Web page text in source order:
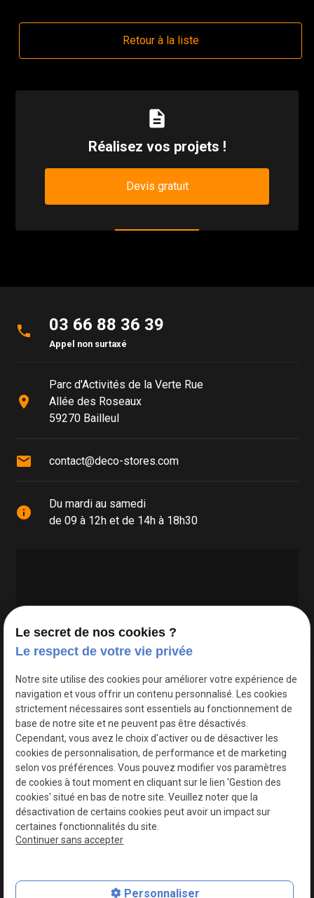
Retour à la liste
description
Réalisez vos projets !
Devis gratuit
phone 03 66 88 36 39
Appel non surtaxé
place
Parc d'Activités de la Verte Rue
Allée des Roseaux
59270 Bailleul
mail contact@deco-stores.com
info
Du mardi au samedi
de 09 à 12h et de 14h à 18h30
Google Maps Search API est désactivé.
Le secret de nos cookies ?
Le respect de votre vie privée
Notre site utilise des cookies pour améliorer votre expérience de
navigation et vous offrir un contenu personnalisé. Les cookies
strictement nécessaires sont essentiels au fonctionnement de
base de notre site et ne peuvent pas être désactivés.
Cependant, vous avez le choix d'activer ou de désactiver les
cookies de personnalisation, de performance et de marketing
selon vos préférences. Vous pouvez modifier vos paramètres
de cookies à tout moment en cliquant sur le lien 'Gestion des
cookies' situé en bas de notre site. Veuillez noter que la
désactivation de certains cookies peut avoir un impact sur
certaines fonctionnalités du site.
Continuer sans accepter
Personnaliser